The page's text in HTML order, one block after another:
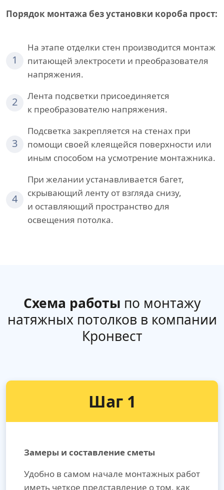
Порядок монтажа без установки короба прост:
1
На этапе отделки стен производится монтаж
питающей электросети и преобразователя
напряжения.
2
Лента подсветки присоединяется
к преобразователю напряжения.
3
Подсветка закрепляется на стенах при
помощи своей клеящейся поверхности или
иным способом на усмотрение монтажника.
4
При желании устанавливается багет,
скрывающий ленту от взгляда снизу,
и оставляющий пространство для
освещения потолка.
Схема работы по монтажу
натяжных потолков в компании
Кронвест
Шаг 1
Замеры и составление сметы
Удобно в самом начале монтажных работ
иметь четкое представление о том, как